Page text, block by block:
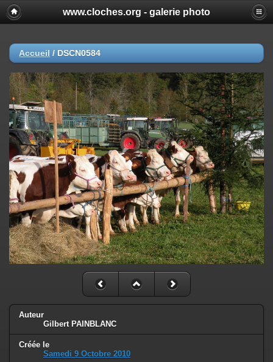
www.cloches.org - galerie photo
Accueil / DSCN0584
Auteur
Gilbert PAINBLANC
Créée le
Samedi 9 Octobre 2010